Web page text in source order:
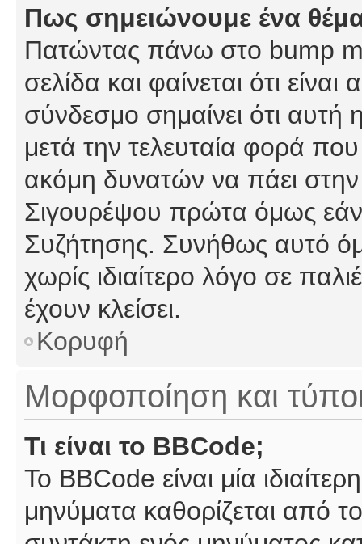
Πως σημειώνουμε ένα
Πατώντας πάνω στο bump
σελίδα και φαίνεται ότι
σύνδεσμο σημαίνει ότι αυτή
μετά την τελευταία φορά που
ακόμη δυνατών να πάει
Σιγουρέψου πρώτα όμως εάν
Συζήτησης. Συνήθως αυτό
χωρίς ιδιαίτερο λόγο σε
έχουν κλείσει.
Κορυφή
Μορφοποίηση και
Τι είναι το BBCode;
Το BBCode είναι μία
μηνύματα καθορίζεται από